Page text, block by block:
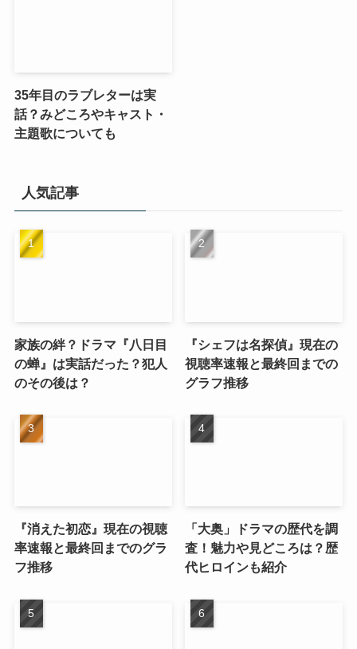
35年目のラブレターは実
話？みどころやキャスト・
主題歌についても
人気記事
家族の絆？ドラマ『八日目
の蝉』は実話だった？犯人
のその後は？
『シェフは名探偵』現在の
視聴率速報と最終回までの
グラフ推移
『消えた初恋』現在の視聴
率速報と最終回までのグラ
フ推移
「大奥」ドラマの歴代を調
査！魅力や見どころは？歴
代ヒロインも紹介